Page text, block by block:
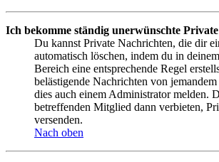
Ich bekomme ständig unerwünschte
Du kannst Private Nachrichten, die dir
automatisch löschen, indem du in
Bereich eine entsprechende Regel
belästigende Nachrichten von
dies auch einem Administrator melden.
betreffenden Mitglied dann verbieten,
versenden.
Nach oben